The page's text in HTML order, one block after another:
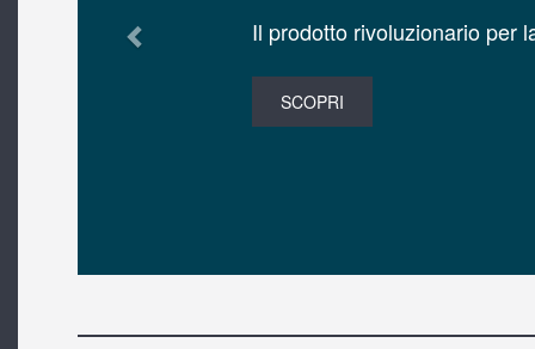
Il prodotto rivoluzionario per
SCOPRI